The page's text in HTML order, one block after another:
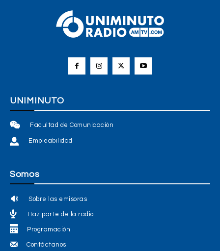
UNIMINUTO
Facultad de Comunicación
Empleabilidad
Somos
Sobre las emisoras
Haz parte de la radio
Programación
Contáctanos